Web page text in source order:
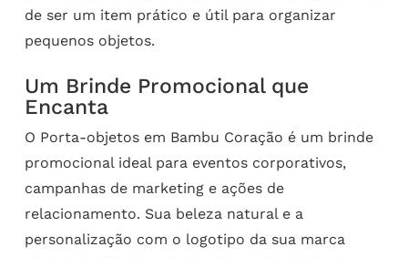
de ser um item prático e útil para organizar
pequenos objetos.
Um Brinde Promocional que
Encanta
O Porta-objetos em Bambu Coração é um brinde
promocional ideal para eventos corporativos,
campanhas de marketing e ações de
relacionamento. Sua beleza natural e a
personalização com o logotipo da sua marca